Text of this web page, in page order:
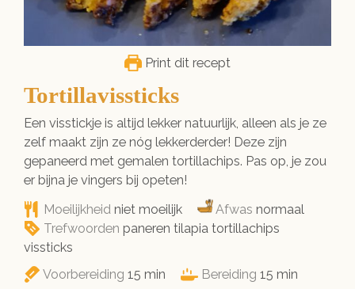
Print dit recept
Tortillavissticks
Een visstickje is altijd lekker natuurlijk, alleen als je ze
zelf maakt zijn ze nóg lekkerderder! Deze zijn
gepaneerd met gemalen tortillachips. Pas op, je zou
er bijna je vingers bij opeten!
Moeilijkheidniet moeilijk Afwasnormaal
Trefwoordenpaneren tilapia tortillachips
vissticks
Voorbereiding15 minuten
min Bereiding 15minuten
min